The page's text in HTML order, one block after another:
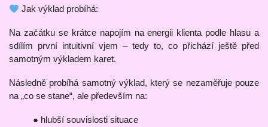
Jak výklad probíhá:
Na začátku se krátce napojím na energii klienta podle hlasu a
sdílím první intuitivní vjem – tedy to, co přichází ještě před
samotným výkladem karet.
Následně probíhá samotný výklad, který se nezaměřuje pouze
na „co se stane“, ale především na:
● hlubší souvislosti situace